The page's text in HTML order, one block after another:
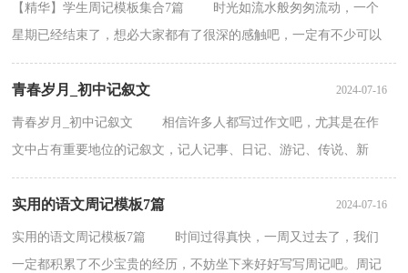
【精华】学生周记模板集合7篇 时光如流水般匆匆流动，一个
星期已经结束了，想必大家都有了很深的感触吧，一定有不少可以
记录的东西吧，该写一篇周记了。什么样的周记才是好...
青春岁月_初中记叙文 2024-07-16
青春岁月_初中记叙文 相信许多人都写过作文吧，尤其是在作
文中占有重要地位的记叙文，记人记事、日记、游记、传说、新
闻、通讯、小说等，都属于记叙文的范畴。那么记叙文...
实用的语文周记模板7篇 2024-07-16
实用的语文周记模板7篇 时间过得真快，一周又过去了，我们
一定都积累了不少宝贵的经历，不妨坐下来好好写写周记吧。周记